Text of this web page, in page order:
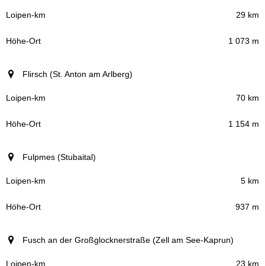
29 km
1 073 m
Flirsch (St. Anton am Arlberg)
70 km
1 154 m
Fulpmes (Stubaital)
5 km
937 m
Fusch an der Großglocknerstraße (Zell am See-Kaprun)
23 km